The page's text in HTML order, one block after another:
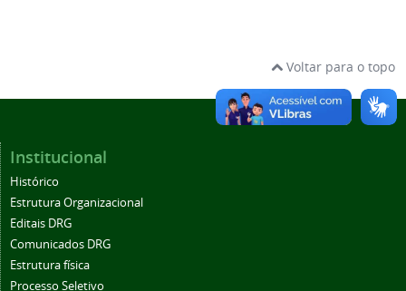
Voltar para o topo
Institucional
Histórico
Estrutura Organizacional
Editais DRG
Comunicados DRG
Estrutura física
Processo Seletivo